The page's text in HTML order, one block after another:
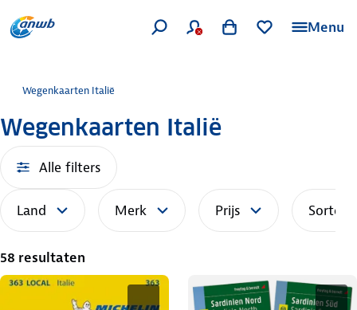
Menu
Wegenkaarten Italië
Wegenkaarten Italië
Alle filters
Land Merk Prijs
58 resultaten